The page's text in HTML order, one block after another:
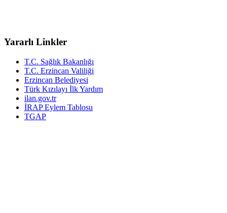
Yararlı Linkler
T.C. Sağlık Bakanlığı
T.C. Erzincan Valiliği
Erzincan Belediyesi
Türk Kızılayı İlk Yardım
ilan.gov.tr
İRAP Eylem Tablosu
TGAP